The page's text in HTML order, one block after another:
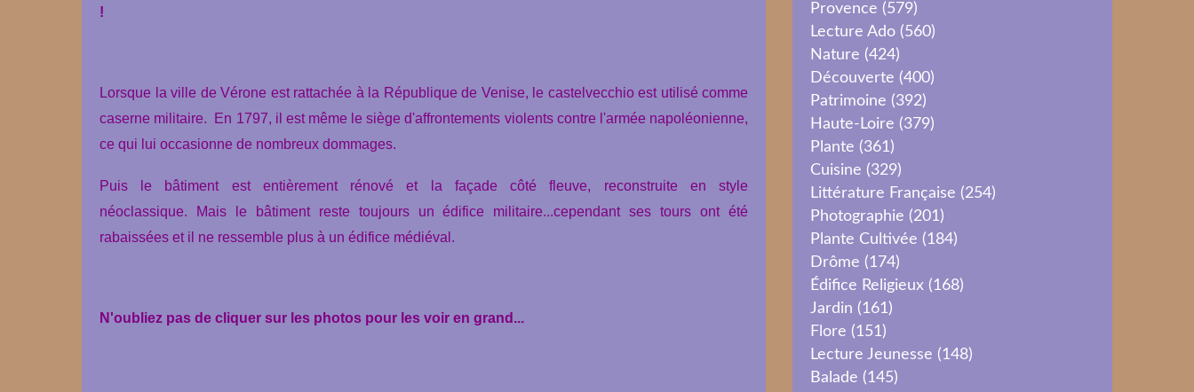
!
Lorsque la ville de Vérone est rattachée à la République de Venise, le castelvecchio est utilisé comme
caserne militaire. En 1797, il est même le siège d'affrontements violents contre l'armée napoléonienne,
ce qui lui occasionne de nombreux dommages.
Puis le bâtiment est entièrement rénové et la façade côté fleuve, reconstruite en style
néoclassique. Mais le bâtiment reste toujours un édifice militaire...cependant ses tours ont été
rabaissées et il ne ressemble plus à un édifice médiéval.
N'oubliez pas de cliquer sur les photos pour les voir en grand...
Provence (579)
Lecture Ado (560)
Nature (424)
Découverte (400)
Patrimoine (392)
Haute-Loire (379)
Plante (361)
Cuisine (329)
Littérature Française (254)
Photographie (201)
Plante Cultivée (184)
Drôme (174)
Édifice Religieux (168)
Jardin (161)
Flore (151)
Lecture Jeunesse (148)
Balade (145)